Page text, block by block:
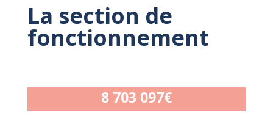
La section de
fonctionnement
8 703 097€